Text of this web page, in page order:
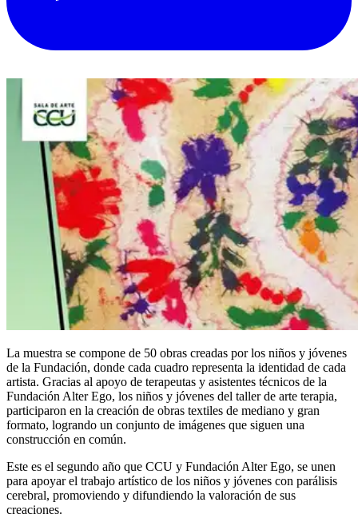
La muestra se compone de 50 obras creadas por los niños y jóvenes
de la Fundación, donde cada cuadro representa la identidad de cada
artista. Gracias al apoyo de terapeutas y asistentes técnicos de la
Fundación Alter Ego, los niños y jóvenes del taller de arte terapia,
participaron en la creación de obras textiles de mediano y gran
formato, logrando un conjunto de imágenes que siguen una
construcción en común.
Este es el segundo año que CCU y Fundación Alter Ego, se unen
para apoyar el trabajo artístico de los niños y jóvenes con parálisis
cerebral, promoviendo y difundiendo la valoración de sus
creaciones.